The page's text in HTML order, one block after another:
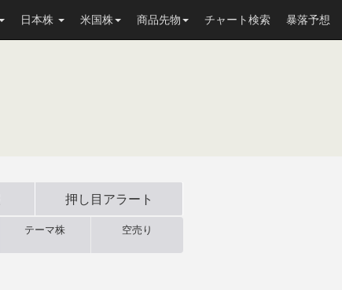
日本株 米国株 商品先物 チャート検索 暴落予想
押し目 アラート
テーマ株 空売り